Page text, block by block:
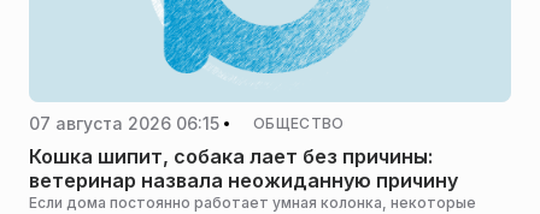
07 августа 2026 06:15 ОБЩЕСТВО
Кошка шипит, собака лает без причины:
ветеринар назвала неожиданную причину
Если дома постоянно работает умная колонка, некоторые